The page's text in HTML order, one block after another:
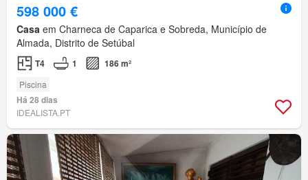
598 000 €
Casa em Charneca de Caparica e Sobreda, Município de
Almada, Distrito de Setúbal
T4 1 186 m²
Piscina
Há 28 dias
IDEALISTA.PT